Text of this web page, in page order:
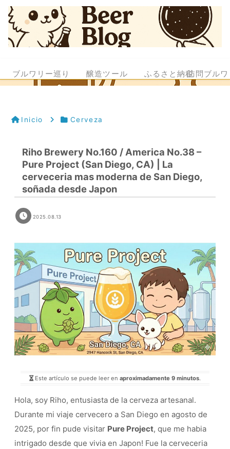
ブルワリー巡り 醸造ツール ふるさと納税訪問ブル
Inicio Cerveza
Riho Brewery No.160 / America No.38 –
Pure Project (San Diego, CA) | La
cerveceria mas moderna de San Diego,
soñada desde Japon
2025.08.13
Este artículo se puede leer en aproximadamente 9 minutos.
Hola, soy Riho, entusiasta de la cerveza artesanal.
Durante mi viaje cervecero a San Diego en agosto de
2025, por fin pude visitar Pure Project, que me habia
intrigado desde que vivia en Japon! Fue la cerveceria